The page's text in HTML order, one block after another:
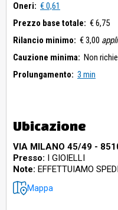
Oneri: € 0,61
Prezzo base totale: € 6,75
Rilancio minimo: € 3,00
Cauzione minima: Non
Prolungamento: 3 min
Ubicazione
VIA MILANO 45/49 -
Presso: I GIOIELLI
Note: EFFETTUIAMO
Mappa